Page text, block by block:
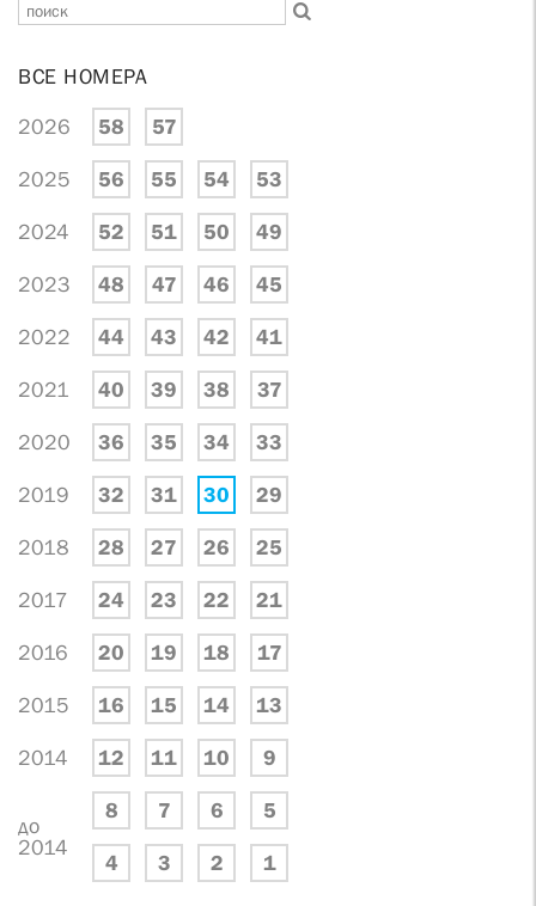
ВСЕ НОМЕРА
2026 58 57
2025 56 55 54 53
2024 52 51 50 49
2023 48 47 46 45
2022 44 43 42 41
2021 40 39 38 37
2020 36 35 34 33
2019 32 31 30 29
2018 28 27 26 25
2017 24 23 22 21
2016 20 19 18 17
2015 16 15 14 13
2014 12 11 10 9
до
2014
8 7 6 5
4 3 2 1